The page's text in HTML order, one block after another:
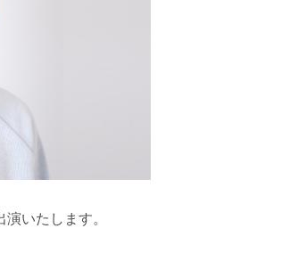
いたします。